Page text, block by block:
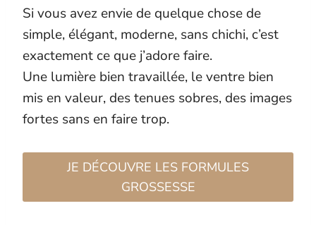
Si vous avez envie de quelque chose de
simple, élégant, moderne, sans chichi, c’est
exactement ce que j’adore faire.
Une lumière bien travaillée, le ventre bien
mis en valeur, des tenues sobres, des images
fortes sans en faire trop.
JE DÉCOUVRE LES FORMULES
GROSSESSE